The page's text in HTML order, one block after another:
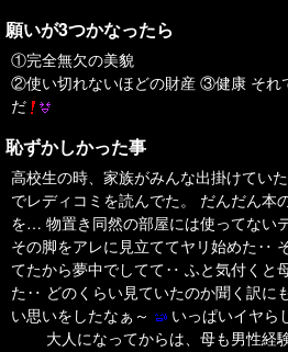
願いが3つかなったら
①完全無欠の美貌
②使い切れないほどの財産 ③健康 それ
だ
恥ずかしかった事
高校生の時、家族がみんな出掛けてい
でレディコミを読んでた。 だんだん本
を… 物置き同然の部屋には使ってない
その脚をアレに見立ててヤリ始めた‥
てたから夢中でしてて‥ ふと気付くと
た‥ どのくらい見ていたのか聞く訳に
い思いをしたなぁ～
いっぱいイヤら
大人になってからは、母も男性経